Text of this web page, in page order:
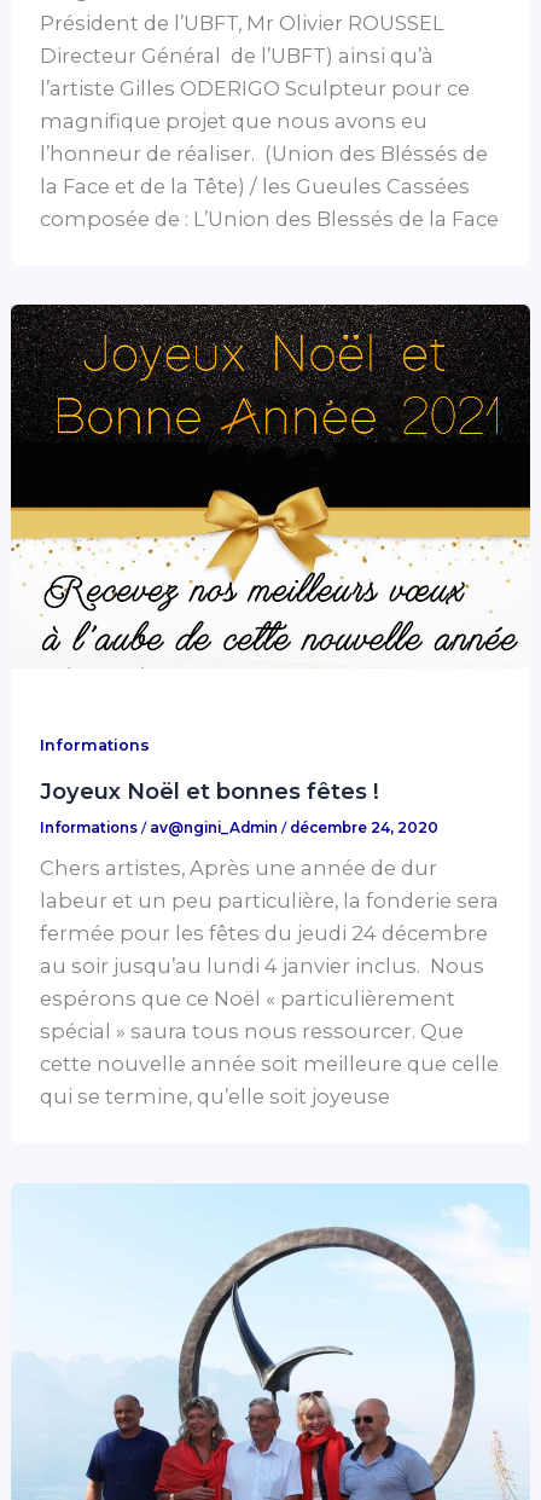
Président de l’UBFT, Mr Olivier ROUSSEL
Directeur Général de l’UBFT) ainsi qu’à
l’artiste Gilles ODERIGO Sculpteur pour ce
magnifique projet que nous avons eu
l’honneur de réaliser. (Union des Bléssés de
la Face et de la Tête) / les Gueules Cassées
composée de : L’Union des Blessés de la Face
Informations
Joyeux Noël et bonnes fêtes !
Informations / av@ngini_Admin/ décembre 24, 2020
Chers artistes, Après une année de dur
labeur et un peu particulière, la fonderie sera
fermée pour les fêtes du jeudi 24 décembre
au soir jusqu’au lundi 4 janvier inclus. Nous
espérons que ce Noël « particulièrement
spécial » saura tous nous ressourcer. Que
cette nouvelle année soit meilleure que celle
qui se termine, qu’elle soit joyeuse